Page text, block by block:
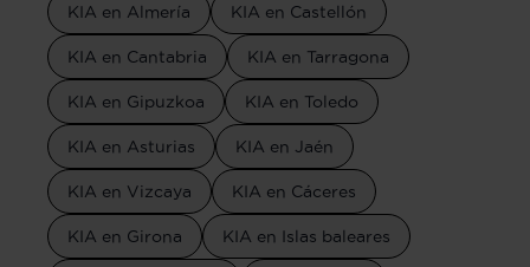
KIA en Almería KIA en Castellón
KIA en Cantabria KIA en Tarragona
KIA en Gipuzkoa KIA en Toledo
KIA en Asturias KIA en Jaén
KIA en Vizcaya KIA en Cáceres
KIA en Girona KIA en Islas baleares